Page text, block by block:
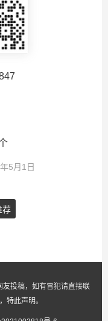
5月1日
荐
投稿，如有冒犯请直接联
特此声明。